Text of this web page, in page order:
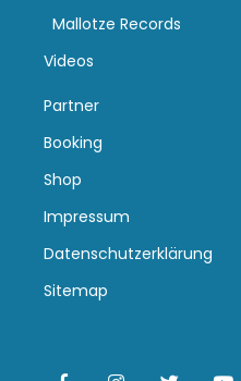
Mallotze Records
Videos
Partner
Booking
Shop
Impressum
Datenschutzerklärung
Sitemap